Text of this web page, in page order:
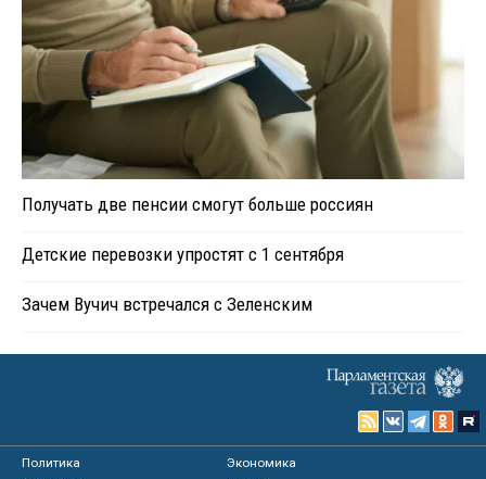
Получать две пенсии смогут больше россиян
Детские перевозки упростят с 1 сентября
Зачем Вучич встречался с Зеленским
Политика
Экономика